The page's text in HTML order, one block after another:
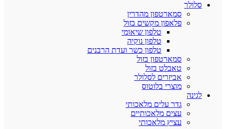
סלולר
סמארטפון מהדרין
פלאפון מקשים בזול
טלפון שיאומי
טלפון נוקיה
טלפון כשר ועדת הרבנים
סמארטפון בזול
טאבלט בזול
אביזרים לסלולר
מוצרי בלוטוס
לגינה
גדר עלים מלאכותי
עצים מלאכותיים
עציץ מלאכותי